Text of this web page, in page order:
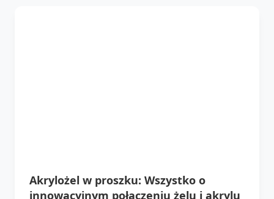
Akrylożel w proszku: Wszystko o
innowacyjnym połączeniu żelu i akrylu